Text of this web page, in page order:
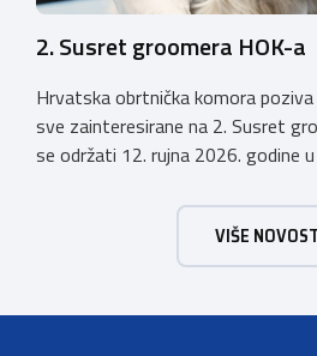
2. Susret groomera HOK-a
Hrvatska obrtnička komora
sve zainteresirane na 2. Susret
se održati 12. rujna 2026. godine
očekuje bogat stručni program s
renomiranih domaćih i
programa održat će se i panel
VIŠE